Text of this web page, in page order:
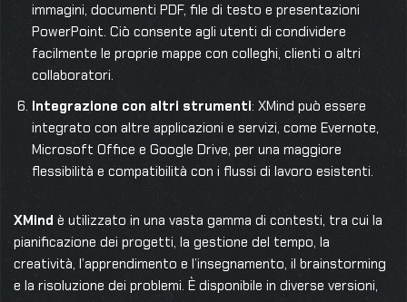
immagini, documenti PDF, file di testo e presentazioni
PowerPoint. Ciò consente agli utenti di condividere
facilmente le proprie mappe con colleghi, clienti o altri
collaboratori.
Integrazione con altri strumenti: XMind può essere
integrato con altre applicazioni e servizi, come Evernote,
Microsoft Office e Google Drive, per una maggiore
flessibilità e compatibilità con i flussi di lavoro esistenti.
XMind è utilizzato in una vasta gamma di contesti, tra cui la
pianificazione dei progetti, la gestione del tempo, la
creatività, l’apprendimento e l’insegnamento, il brainstorming
e la risoluzione dei problemi. È disponibile in diverse versioni,